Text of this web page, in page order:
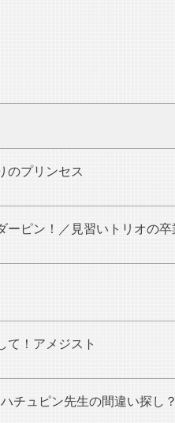
のプリンセス
ーピン！／見習いトリオの卒
て！アメジスト
チュピン先生の間違い探し